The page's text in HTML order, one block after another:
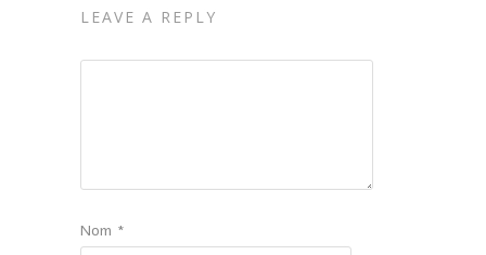
LEAVE A REPLY
Nom *